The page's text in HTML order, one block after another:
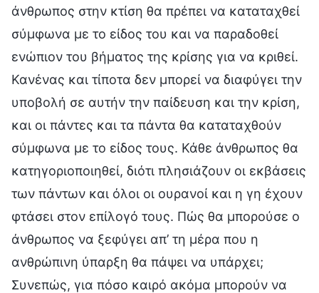
άνθρωπος στην κτίση θα πρέπει να καταταχθεί
σύμφωνα με το είδος του και να παραδοθεί
ενώπιον του βήματος της κρίσης για να κριθεί.
Κανένας και τίποτα δεν μπορεί να διαφύγει την
υποβολή σε αυτήν την παίδευση και την κρίση,
και οι πάντες και τα πάντα θα καταταχθούν
σύμφωνα με το είδος τους. Κάθε άνθρωπος θα
κατηγοριοποιηθεί, διότι πλησιάζουν οι εκβάσεις
των πάντων και όλοι οι ουρανοί και η γη έχουν
φτάσει στον επίλογό τους. Πώς θα μπορούσε ο
άνθρωπος να ξεφύγει απ’ τη μέρα που η
ανθρώπινη ύπαρξη θα πάψει να υπάρχει;
Συνεπώς, για πόσο καιρό ακόμα μπορούν να